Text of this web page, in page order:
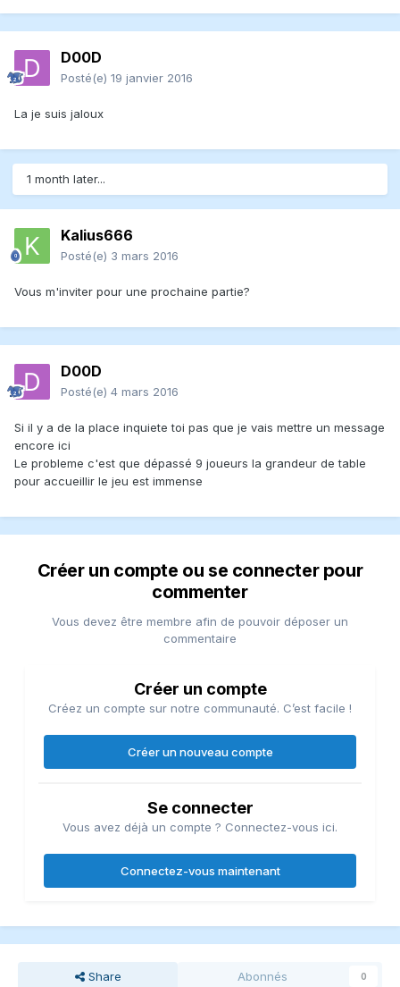
D00D
Posté(e) 19 janvier 2016
La je suis jaloux
1 month later...
Kalius666
Posté(e) 3 mars 2016
Vous m'inviter pour une prochaine partie?
D00D
Posté(e) 4 mars 2016
Si il y a de la place inquiete toi pas que je vais mettre un message
encore ici
Le probleme c'est que dépassé 9 joueurs la grandeur de table
pour accueillir le jeu est immense
Créer un compte ou se connecter pour
commenter
Vous devez être membre afin de pouvoir déposer un
commentaire
Créer un compte
Créez un compte sur notre communauté. C’est facile !
Créer un nouveau compte
Se connecter
Vous avez déjà un compte ? Connectez-vous ici.
Connectez-vous maintenant
Share Abonnés 0